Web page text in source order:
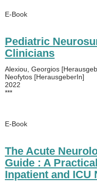
E-Book
Pediatric
Clinicians
Alexiou, Georgios
Neofytos [HerausgeberIn]
2022
***
E-Book
The Acute
Guide : A
Inpatient and ICU